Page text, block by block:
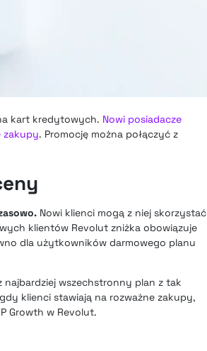
kart kredytowych. Nowi posiadacze
zakupy. Promocję można połączyć z
Nowi klienci mogą z niej skorzystać
klientów Revolut zniżka obowiązuje
dla użytkowników darmowego planu
najbardziej wszechstronny plan z tak
klienci stawiają na rozważne zakupy,
Growth w Revolut.